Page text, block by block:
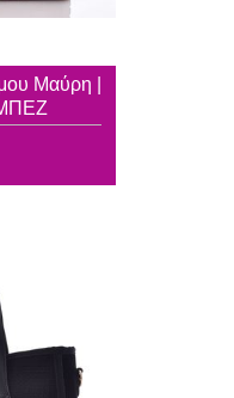
Μαύρη |